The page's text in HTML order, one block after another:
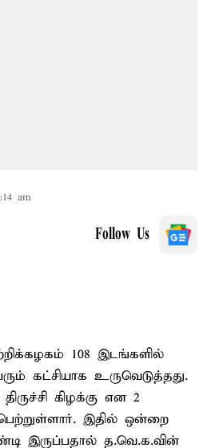
am
Follow Us
108 இடங்களில்
கட்சியாக உருவெடுத்தது.
கிழக்கு என 2
இதில் ஒன்றை
இருப்பதால் த.வெ.க.வின்